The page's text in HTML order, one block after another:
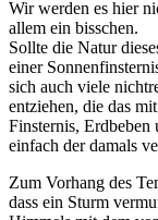
Wir werden es hier
allem ein bisschen.
Sollte die Natur
einer
sich auch viele
entziehen, die das
Finsternis, Erdbeben
einfach der damals
Zum Vorhang des
dass ein Sturm